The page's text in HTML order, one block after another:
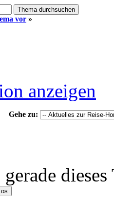
vor »
anzeigen
Gehe zu: